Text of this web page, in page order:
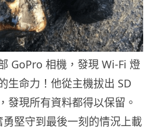
GoPro 相機，發現 Wi-Fi 燈
生命力！他從主機拔出 SD
發現所有資料都得以保留。
堅守到最後一刻的情況上載